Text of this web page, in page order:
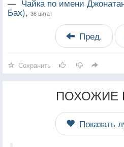
— Чайка по имени
Бах), 36 цитат
Пред.
Сохранить
ПОХОЖИЕ
Показать